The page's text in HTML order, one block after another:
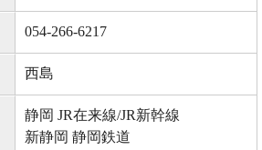
054-266-6217
西島
静岡 JR在来線/JR新幹線
新静岡 静岡鉄道